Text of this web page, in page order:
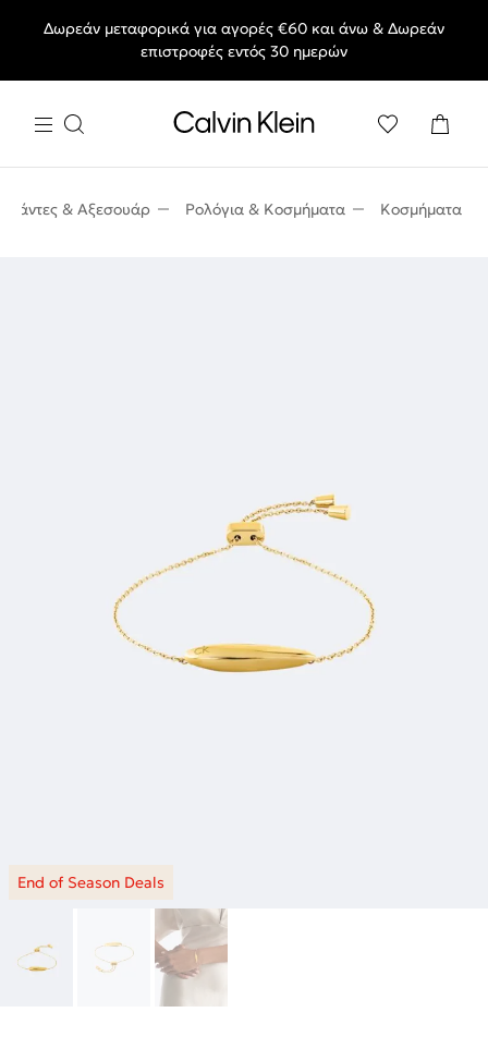
End of Season Deals: Αγαπημένα styles, στις τιμές που θες.
Δωρεάν μεταφορικά για αγορές €60 και άνω & Δωρεάν
επιστροφές εντός 30 ημερών
Τσάντες & Αξεσουάρ Ρολόγια & Κοσμήματα Κοσμήματα